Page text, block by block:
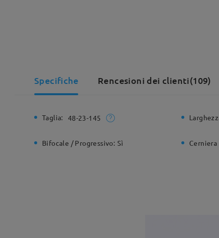
Specifiche Rencesioni dei clienti(109)
Taglia: 48-23-145
Bifocale / Progressivo: Sì Cerniera